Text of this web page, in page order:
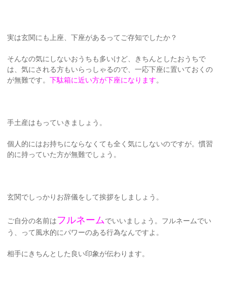
実は玄関にも上座、下座があるってご存知でしたか？
そんなの気にしないおうちも多いけど、きちんとしたおうちで
は、気にされる方もいらっしゃるので、一応下座に置いておくの
が無難です。下駄箱に近い方が下座になります。
手土産はもっていきましょう。
個人的にはお持ちにならなくても全く気にしないのですが。慣習
的に持っていた方が無難でしょう。
玄関でしっかりお辞儀をして挨拶をしましょう。
ご自分の名前はフルネームでいいましょう。フルネームでい
う、って風水的にパワーのある行為なんですよ。
相手にきちんとした良い印象が伝わります。